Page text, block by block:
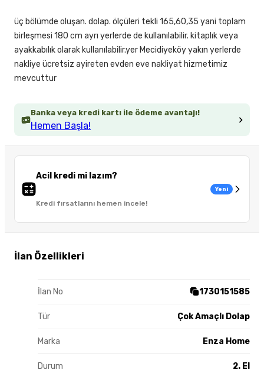
Banka veya kredi kartı ile ödeme avantajı!
Hemen Başla!
Acil kredi mi lazım?
Kredi fırsatlarını hemen incele!
Yeni
İlan Özellikleri
İlan No 1730151585
Tür Çok Amaçlı Dolap
Marka Enza Home
Durum 2. El
üç bölümde oluşan. dolap. ölçüleri tekli 165,60,35 yani toplam
birleşmesi 180 cm ayrı yerlerde de kullanılabilir. kitaplık veya
ayakkabılık olarak kullanılabilir.yer Mecidiyeköy yakın yerlerde
nakliye ücretsiz ayireten evden eve nakliyat hizmetimiz
mevcuttur